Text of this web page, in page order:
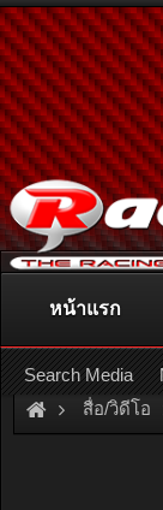
ติดต่อลงโฆษณา
หรื
สื่อ/วิดีโอ
หน้าแรก
Search Media